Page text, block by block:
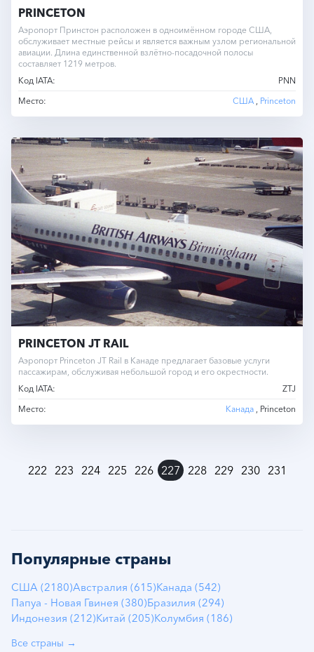
PRINCETON
Аэропорт Принстон расположен в одноимённом городе США,
обслуживает местные рейсы и является важным узлом региональной
авиации. Длина единственной взлётно-посадочной полосы
составляет 1219 метров.
Код IATA:
PNN
Место:
США , Princeton
PRINCETON JT RAIL
Аэропорт Princeton JT Rail в Канаде предлагает базовые услуги
пассажирам, обслуживая небольшой город и его окрестности.
Код IATA:
ZTJ
Место:
Канада , Princeton
222 223 224 225 226 227 228 229 230 231
Популярные страны
США (2180)Австралия (615)Канада (542)
Папуа - Новая Гвинея (380)Бразилия (294)
Индонезия (212)Китай (205)Колумбия (186)
Все страны →